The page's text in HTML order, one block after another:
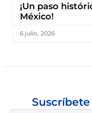
¡Un paso
México!
6 julio, 2026